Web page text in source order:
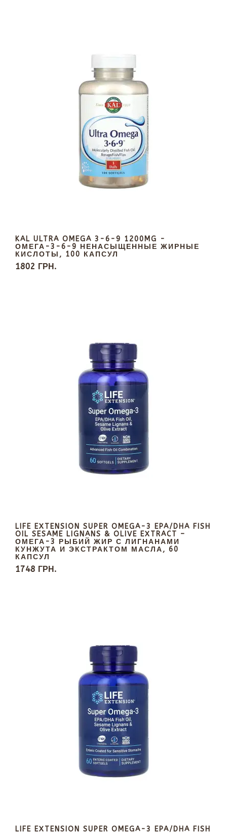
KAL ULTRA OMEGA 3-6-9 1200MG -
ОМЕГА-3-6-9 НЕНАСЫЩЕННЫЕ ЖИРНЫЕ
КИСЛОТЫ, 100 КАПСУЛ
1802 ГРН.
LIFE EXTENSION SUPER OMEGA-3 EPA/DHA FISH
OIL SESAME LIGNANS & OLIVE EXTRACT –
ОМЕГА-3 РЫБИЙ ЖИР С ЛИГНАНАМИ
КУНЖУТА И ЭКСТРАКТОМ МАСЛА, 60
КАПСУЛ
1748 ГРН.
LIFE EXTENSION SUPER OMEGA-3 EPA/DHA FISH